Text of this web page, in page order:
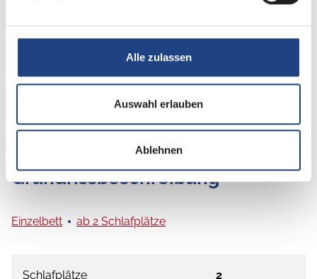
Alle zulassen
Auswahl erlauben
Ablehnen
Grundrissbeschreibung
Einzelbett ab 2 Schlafplätze
Schlafplätze 2